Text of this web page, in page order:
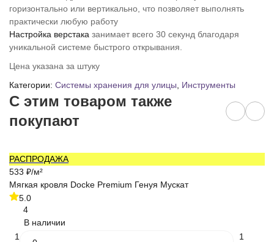
горизонтально или вертикально, что позволяет выполнять
практически любую работу
Настройка верстака занимает всего 30 секунд благодаря
уникальной системе быстрого открывания.
Цена указана за штуку
Категории: Системы хранения для улицы Инструменты
C этим товаром также
покупают
РАСПРОДАЖА
533 ₽/м²
Мягкая кровля Docke Premium Генуя Мускат
5.0
4
В наличии
1
1